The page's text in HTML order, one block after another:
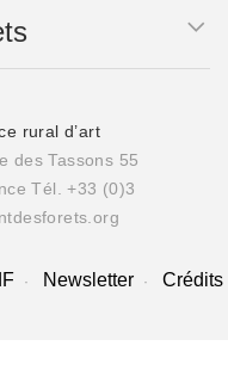
rural d’art
des Tassons 55
Tél. +33 (0)3
Newsletter Crédits